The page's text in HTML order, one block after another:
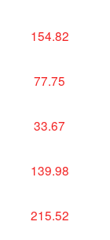
154.82
77.75
33.67
139.98
215.52